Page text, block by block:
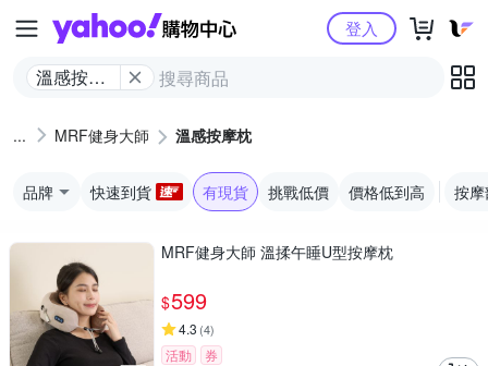
Yahoo購物中心
溫感按摩
登入
MRF健身大師 溫感按摩枕
品牌 快速到貨 有現貨 挑戰低價 價格低到高 按
MRF健身大師 溫揉午睡U型按摩枕
$599
4.3 (4)
活動 券